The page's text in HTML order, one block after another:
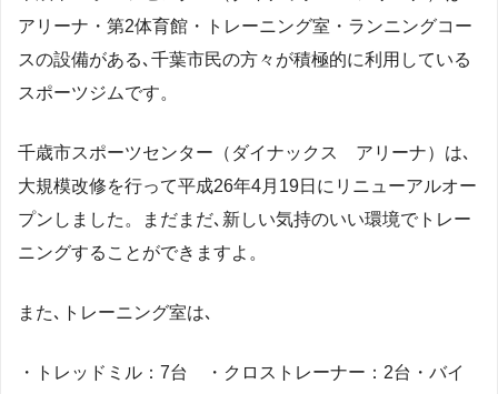
アリーナ・第2体育館・トレーニング室・ランニングコー
スの設備がある､千葉市民の方々が積極的に利用している
スポーツジムです。
千歳市スポーツセンター（ダイナックス アリーナ）は､
大規模改修を行って平成26年4月19日にリニューアルオー
プンしました。まだまだ､新しい気持のいい環境でトレー
ニングすることができますよ。
また､トレーニング室は､
・トレッドミル：7台 ・クロストレーナー：2台・バイ